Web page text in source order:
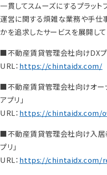
一貫してスムーズにするプラット
運営に関する煩雑な業務や手仕
かを追求したサービスを展開して
■不動産賃貸管理会社向けDXプ
URL： https://chintaidx.com/
■不動産賃貸管理会社向けオー
アプリ」
URL： https://chintaidx.com/
■不動産賃貸管理会社向け入居
プリ」
URL： https://chintaidx.com/